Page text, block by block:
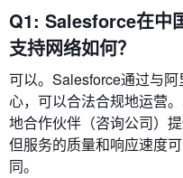
Q1: Salesforce在中
支持网络如何？
可以。Salesforce通过与
心，可以合法合规地运营
地合作伙伴（咨询公司）
但服务的质量和响应速度
同。